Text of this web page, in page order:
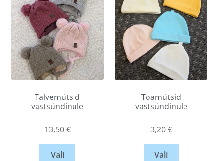
Talvemütsid
vastsündinule
13,50€
Vali
Toamütsid
vastsündinule
3,20€
Vali